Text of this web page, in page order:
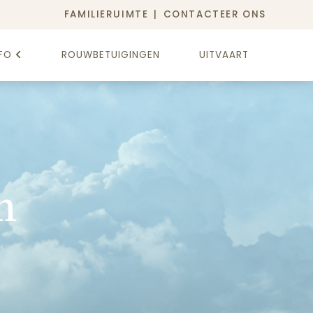
FAMILIERUIMTE CONTACTEER ONS
ROUWBETUIGINGEN UITVAART